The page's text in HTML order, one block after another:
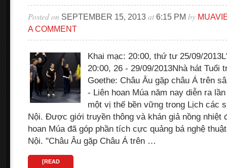
Posted on SEPTEMBER 15, 2013 at6:15 PM by
A COMMENT
Khai mạc: 20:00, thứ tư 25/09/
20:00, 26 - 29/09/2013Nhà hát Tuổi
Goethe: Châu Âu gặp châu Á trên
- Liên hoan Múa năm nay diễn ra
một vị thế bền vững trong Lịch các
Nội. Được giới truyền thông và khán giả nồng nhiệt
hoan Múa đã góp phần tích cực quảng bá nghệ
Nội. "Châu Âu gặp Châu Á trên …
[READ